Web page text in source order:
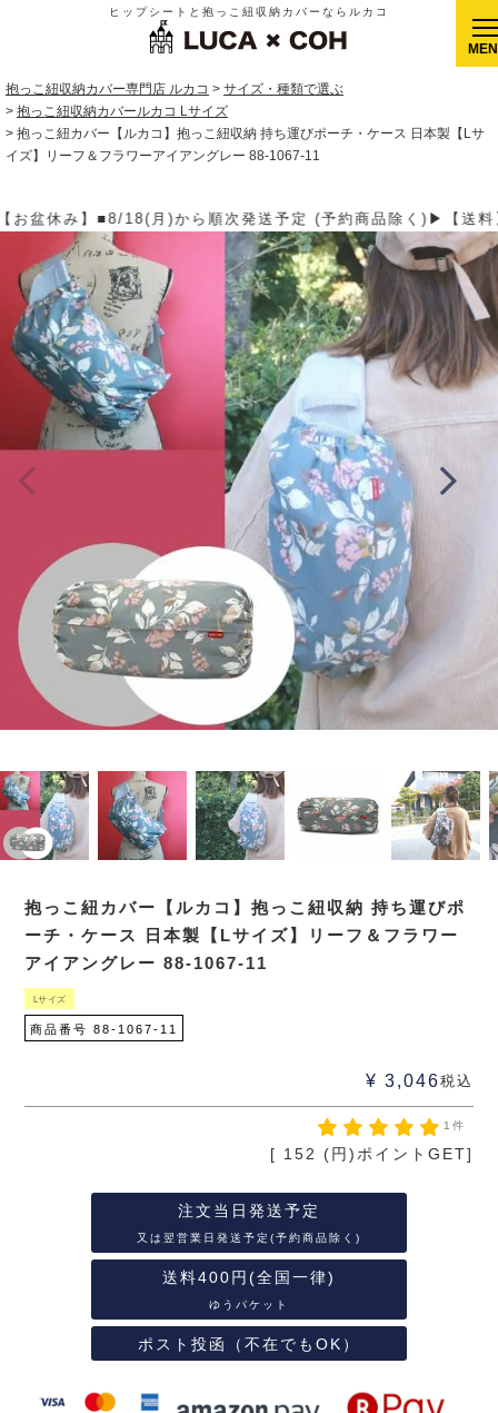
ヒップシートと抱っこ紐収納カバーならルカコ
抱っこ紐収納カバー専門店 ルカコ
サイズ・種類で選ぶ
抱っこ紐収納カバールカコ Lサイズ
抱っこ紐カバー【ルカコ】抱っこ紐収納 持ち運びポーチ・ケース 日本製【Lサ
イズ】リーフ＆フラワーアイアングレー 88-1067-11
除く)▶【送料】ゆうパケット400円(全国一律)、ゆうパッ
抱っこ紐カバー【ルカコ】抱っこ紐収納 持ち運びポ
ーチ・ケース 日本製【Lサイズ】リーフ＆フラワー
アイアングレー 88-1067-11
Lサイズ
商品番号 88-1067-11
¥ 3,046税込
1件
[ 152 (円)ポイントGET]
注文当日発送予定
又は翌営業日発送予定(予約商品除く)
送料400円(全国一律)
ゆうパケット
ポスト投函（不在でもOK）